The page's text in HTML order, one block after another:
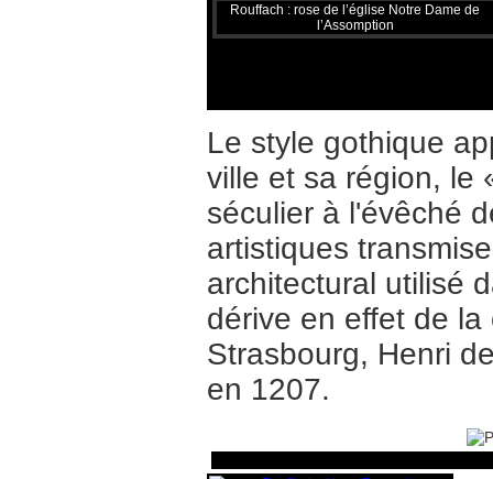
Rouffach : rose de l’église Notre Dame de
l’Assomption
Le style gothique
ville et sa région, le
séculier à l'évêché
artistiques
architectural utilisé
dérive en effet de
Strasbourg, Henri
en 1207.